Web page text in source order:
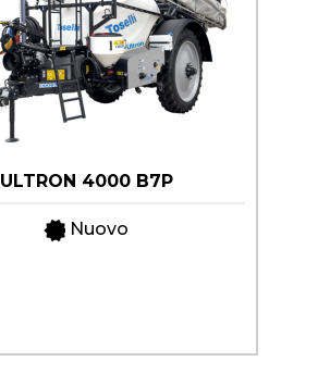
ULTRON 4000 B7P
Nuovo